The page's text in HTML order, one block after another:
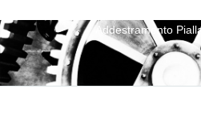
Addestramento